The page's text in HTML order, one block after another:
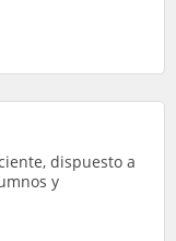
dispuesto a
y